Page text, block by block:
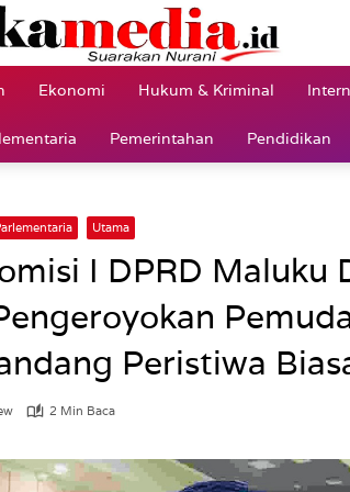
Ekonomi Hukum & Kriminal
Pemerintahan Pendidikan
Utama
I DPRD Maluku
Peristiwa
2 Min Baca